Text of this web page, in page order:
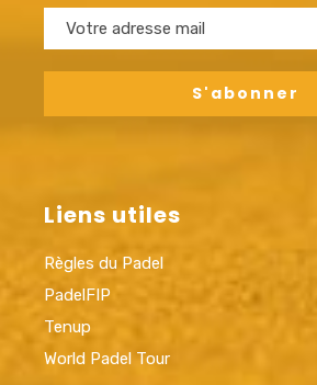
Liens utiles
Règles du Padel
PadelFIP
Tenup
World Padel Tour